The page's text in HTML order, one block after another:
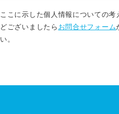
ここに示した個人情報についての
どございましたら お問合せフォーム
い。